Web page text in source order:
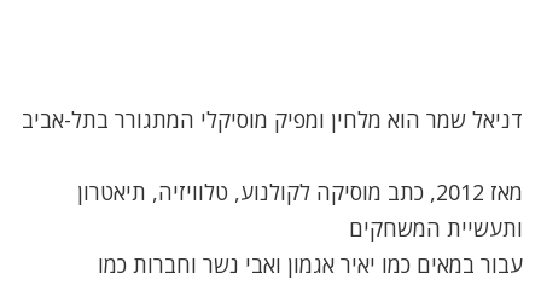
דניאל שמר הוא מלחין ומפיק מוסיקלי המתגורר בתל-אביב
מאז 2012, כתב מוסיקה לקולנוע, טלוויזיה, תיאטרון
ותעשיית המשחקים
עבור במאים כמו יאיר אגמון ואבי נשר וחברות כמו